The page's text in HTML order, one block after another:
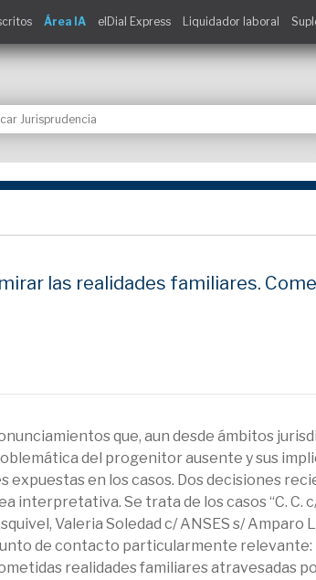
Área IA elDial Express Liquidador laboral
las realidades familiares.
que, aun desde ámbitos
del progenitor ausente y sus
en los casos. Dos decisiones
Se trata de los casos “C. C.
Valeria Soledad c/ ANSES s/ Amparo
de contacto particularmente relevante:
realidades familiares atravesadas